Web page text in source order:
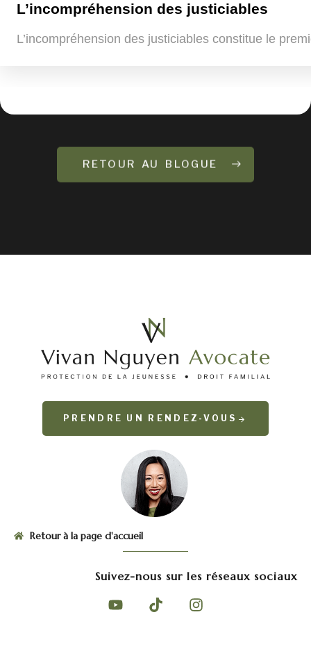
L’incompréhension des justiciables
L’incompréhension des justiciables constitue le
RETOUR AU BLOGUE
PRENDRE UN RENDEZ-VOUS
Retour à la page d'accueil
Suivez-nous sur les réseaux sociaux